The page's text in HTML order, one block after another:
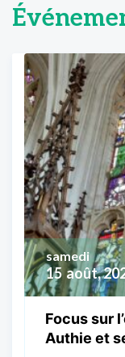
15 août,
samedi
Focus sur
Authie et